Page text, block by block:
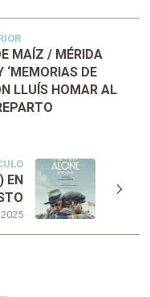
MAÍZ / MÉRIDA
‘MEMORIAS DE
LLUÍS HOMAR AL
EN